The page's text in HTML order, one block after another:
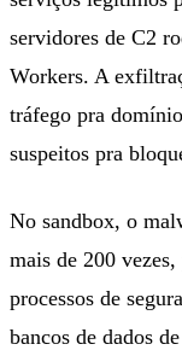
servidores de C2
Workers. A
tráfego pra
suspeitos pra
No sandbox, o
mais de 200
processos de
bancos de dados